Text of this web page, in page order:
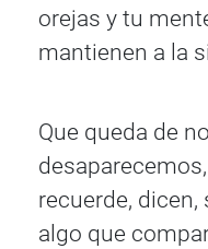
orejas y tu
mantienen a la
Que queda de
recuerde, dicen,
algo que